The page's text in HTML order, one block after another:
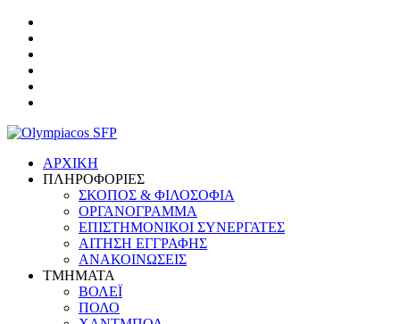
ΑΡΧΙΚΗ
ΠΛΗΡΟΦΟΡΙΕΣ
ΣΚΟΠΟΣ & ΦΙΛΟΣΟΦΙΑ
ΟΡΓΑΝΟΓΡΑΜΜΑ
ΕΠΙΣΤΗΜΟΝΙΚΟΙ ΣΥΝΕΡΓΑΤΕΣ
ΑΙΤΗΣΗ ΕΓΓΡΑΦΗΣ
ΑΝΑΚΟΙΝΩΣΕΙΣ
ΤΜΗΜΑΤΑ
ΒΟΛΕΪ
ΠΟΛΟ